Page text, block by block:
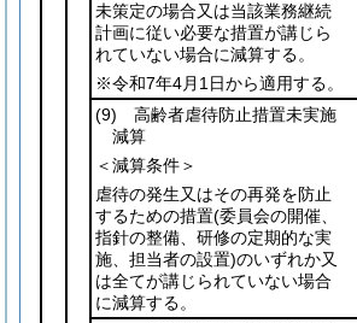
未策定の場合又は当該業務継続
計画に従い必要な措置が講じら
れていない場合に減算する。
※令和7年4月1日から適用する。
(9) 高齢者虐待防止措置未実施
減算
＜減算条件＞
虐待の発生又はその再発を防止
するための措置(委員会の開催、
指針の整備、研修の定期的な実
施、担当者の設置)のいずれか又
は全てが講じられていない場合
に減算する。